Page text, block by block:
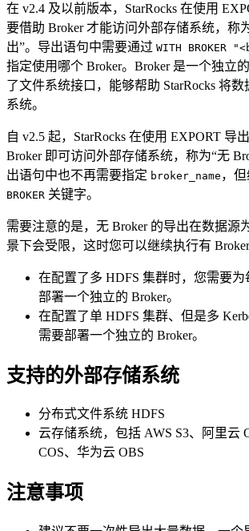
在 v2.4 及以前版本，StarRocks 在使用
要借助 Broker 才能访问外部存储系统，称
出”。导出语句中需要通过 WITH BROKER
指定使用哪个 Broker。Broker 是一个独立
了文件系统接口，能够帮助 StarRocks 将
系统。
自 v2.5 起，StarRocks 在使用 EXPORT 导
Broker 即可访问外部存储系统，称为“无
出语句中也不再需要指定 broker_name ，
BROKER 关键字。
需要注意的是，无 Broker 的导出在数据源
景下会受限，这时您可以继续执行有
在配置了多 HDFS 集群时，您需要为
部署一个独立的 Broker。
在配置了单 HDFS 集群、但是多
需要部署一个独立的 Broker。
支持的外部存储系统
分布式文件系统 HDFS
云存储系统，包括 AWS S3、阿里云
COS、华为云 OBS
注意事项